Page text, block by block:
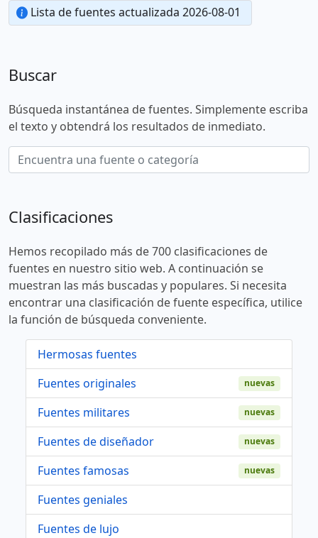
Lista de fuentes actualizada 2026-08-01
Buscar
Búsqueda instantánea de fuentes. Simplemente escriba
el texto y obtendrá los resultados de inmediato.
Clasificaciones
Hemos recopilado más de 700 clasificaciones de
fuentes en nuestro sitio web. A continuación se
muestran las más buscadas y populares. Si necesita
encontrar una clasificación de fuente específica, utilice
la función de búsqueda conveniente.
Hermosas fuentes
Fuentes originales
nuevas
Fuentes militares nuevas
Fuentes de diseñador nuevas
Fuentes famosas nuevas
Fuentes geniales
Fuentes de lujo